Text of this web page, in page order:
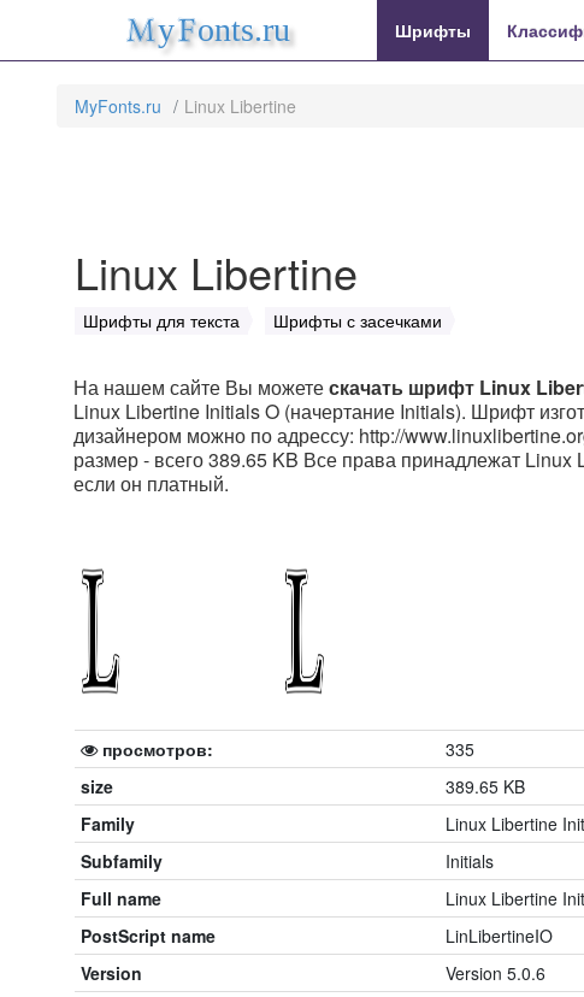
MyFonts.ru Шрифты
MyFonts.ru Linux Libertine
Linux Libertine
Шрифты для текста Шрифты с засечками
На нашем сайте Вы можетескачать шрифт Linux
Linux Libertine Initials O (начертание Initials). Шрифт
дизайнером можно по адрессу: http://
размер - всего 389.65 KB Все права принадлежат
если он платный.
просмотров:
335
size
389.65 KB
Family
Linux Libertine
Subfamily
Initials
Full name
Linux Libertine
PostScript name
LinLibertineIO
Version
Version 5.0.6